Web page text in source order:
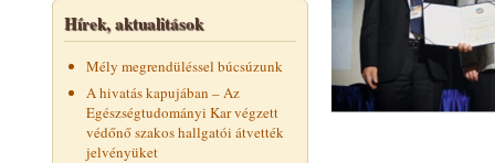
Hírek, aktualitások
Mély megrendüléssel búcsúzunk
A hivatás kapujában – Az
Egészségtudományi Kar végzett
védőnő szakos hallgatói átvették
jelvényüket